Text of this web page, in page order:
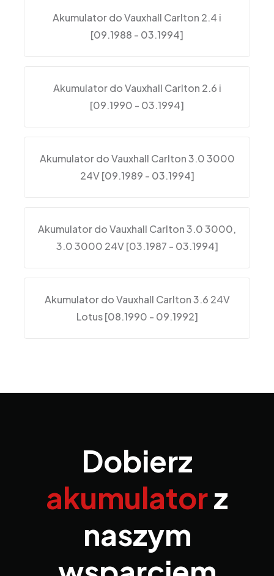
Akumulator do Vauxhall Carlton 2.4 i
[09.1988 - 03.1994]
Akumulator do Vauxhall Carlton 2.6 i
[09.1990 - 03.1994]
Akumulator do Vauxhall Carlton 3.0 3000
24V [09.1989 - 03.1994]
Akumulator do Vauxhall Carlton 3.0 3000,
3.0 3000 24V [03.1987 - 03.1994]
Akumulator do Vauxhall Carlton 3.6 24V
Lotus [08.1990 - 09.1992]
Dobierz
akumulatorz
naszym